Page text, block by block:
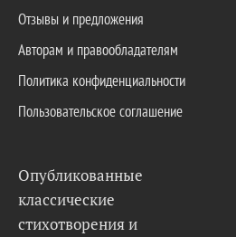
Отзывы и предложения
Авторам и правообладателям
Политика конфиденциальности
Пользовательское соглашение
Опубликованные
классические
стихотворения и